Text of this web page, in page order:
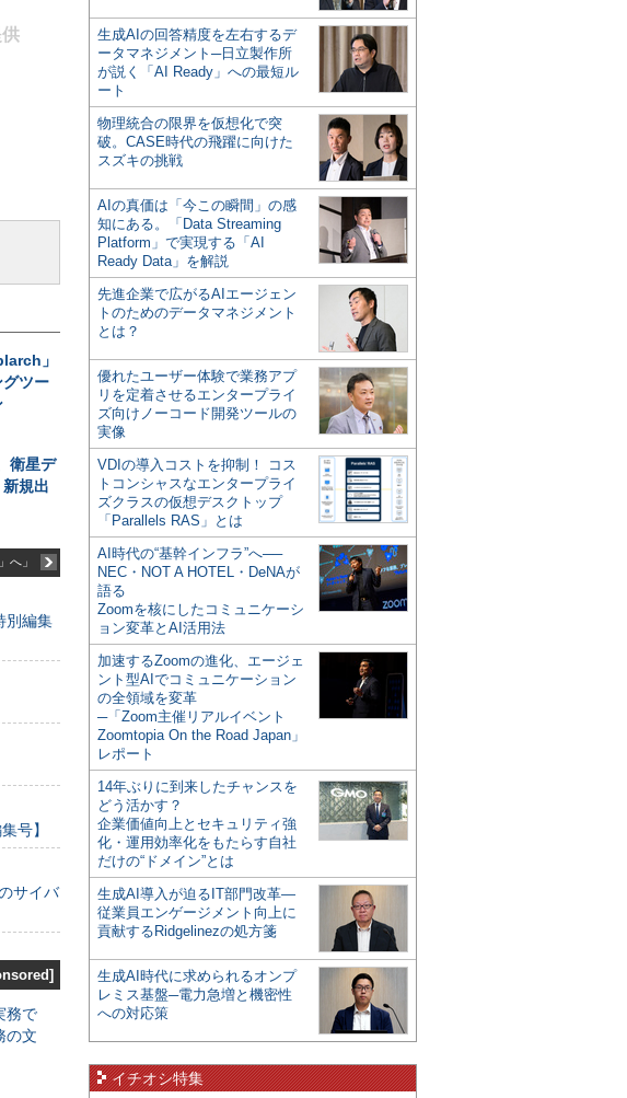
」
ツー
衛星デ
規出
へ」
別編集
号】
サイバ
務で
の文
生成AIの回答精度を左右するデ
ータマネジメント─日立製作所
が説く「AI Ready」への最短ル
ート
物理統合の限界を仮想化で突
破。CASE時代の飛躍に向けた
スズキの挑戦
AIの真価は「今この瞬間」の感
知にある。「Data Streaming
Platform」で実現する「AI
Ready Data」を解説
先進企業で広がるAIエージェン
トのためのデータマネジメント
とは？
優れたユーザー体験で業務アプ
リを定着させるエンタープライ
ズ向けノーコード開発ツールの
実像
VDIの導入コストを抑制！ コス
トコンシャスなエンタープライ
ズクラスの仮想デスクトップ
「Parallels RAS」とは
AI時代の“基幹インフラ”へ──
NEC・NOT A HOTEL・DeNAが
語る
Zoomを核にしたコミュニケーシ
ョン変革とAI活用法
加速するZoomの進化、エージェ
ント型AIでコミュニケーション
の全領域を変革
─「Zoom主催リアルイベント
Zoomtopia On the Road Japan」
レポート
14年ぶりに到来したチャンスを
どう活かす？
企業価値向上とセキュリティ強
化・運用効率化をもたらす自社
だけの“ドメイン”とは
生成AI導入が迫るIT部門改革―
従業員エンゲージメント向上に
貢献するRidgelinezの処方箋
生成AI時代に求められるオンプ
レミス基盤─電力急増と機密性
への対応策
イチオシ特集